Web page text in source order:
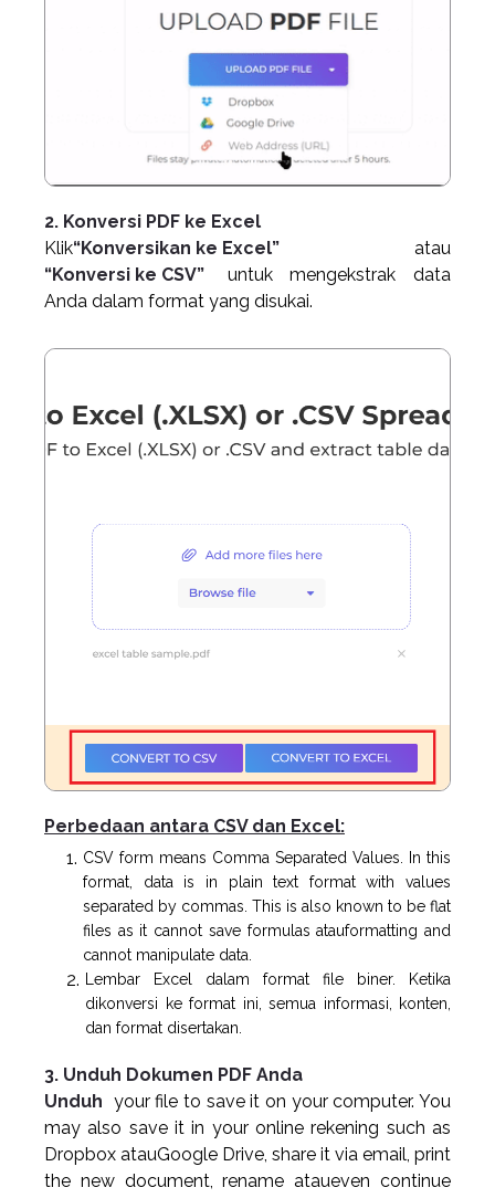
2. Konversi PDF ke Excel
Klik“Konversikan ke Excel”
atau
“Konversi ke CSV”
untuk mengekstrak data
Anda dalam format yang disukai.
Perbedaan antara CSV dan Excel:
CSV form means Comma Separated Values. In this
format, data is in plain text format with values
separated by commas. This is also known to be flat
files as it cannot save formulas atauformatting and
cannot manipulate data.
Lembar Excel dalam format file biner. Ketika
dikonversi ke format ini, semua informasi, konten,
dan format disertakan.
3. Unduh Dokumen PDF Anda
Unduh your file to save it on your computer. You
may also save it in your online rekening such as
Dropbox atauGoogle Drive, share it via email, print
the new document, rename ataueven continue